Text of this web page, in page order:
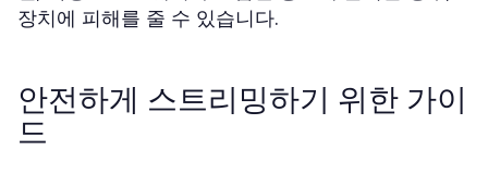
장치에 피해를 줄 수 있습니다.
안전하게 스트리밍하기 위한 가이
드